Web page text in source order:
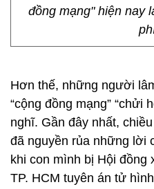
đồng mạng" hiện nay
Hơn thế, những người
“cộng đồng mạng” “chửi
nghĩ. Gần đây nhất,
đã nguyền rủa những lời
khi con mình bị Hội đồng
TP. HCM tuyên án tử